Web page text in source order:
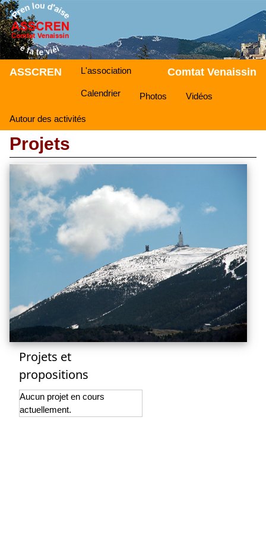
ASSCREN Comtat Venaissin
L'association
Calendrier Photos Vidéos
Autour des activités
Projets
Projets et
propositions
Aucun projet en cours
actuellement.